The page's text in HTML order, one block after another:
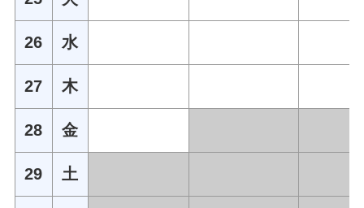
26 水
27 木
28 金
29 土